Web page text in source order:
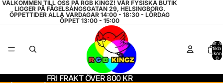
VÄLKOMMEN TILL OSS PÅ RGB KINGZ! VÅR FYSISKA BUTIK
LIGGER PÅ FÅGELSÅNGSGATAN 29, HELSINGBORG.
ÖPPETTIDER ALLA VARDAGAR 14:00 - 18:30 - LÖRDAG
ÖPPET 13:00 - 15:00
Totalt
0
FRI FRAKT ÖVER 800 KR